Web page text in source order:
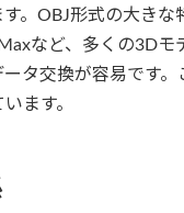
。OBJ形式の大き
など、多くの3D
タ交換が容易です
ます。